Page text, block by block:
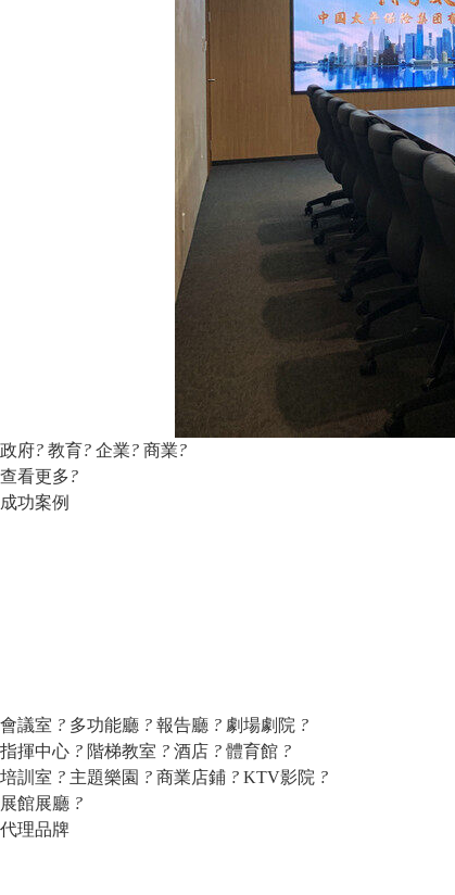
政府? 教育? 企業? 商業?
查看更多?
成功案例
會議室 ? 多功能廳 ? 報告廳 ? 劇場劇院 ?
指揮中心 ? 階梯教室 ? 酒店 ? 體育館 ?
培訓室 ? 主題樂園 ? 商業店鋪 ? KTV影院 ?
展館展廳 ?
代理品牌